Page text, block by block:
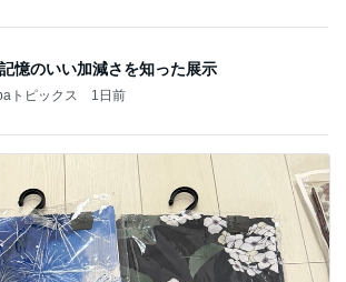
憶のいい加減さを知った展示
トピックス 1日前